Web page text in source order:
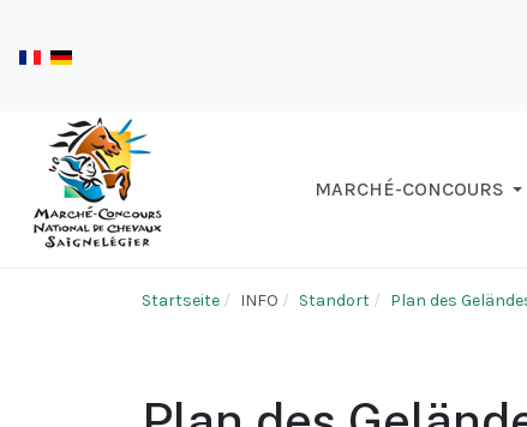
MARCHÉ-CONCOURS
Startseite INFO Standort Plan des